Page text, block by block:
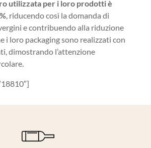
utilizzata per i loro prodotti è
, riducendo così la domanda di
e contribuendo alla riduzione
i loro packaging sono realizzati con
dimostrando l’attenzione